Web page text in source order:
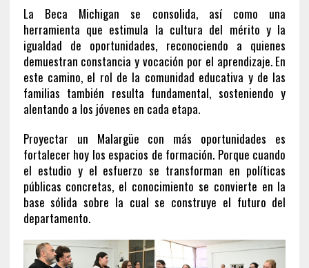
La Beca Michigan se consolida, así como una
herramienta que estimula la cultura del mérito y la
igualdad de oportunidades, reconociendo a quienes
demuestran constancia y vocación por el aprendizaje. En
este camino, el rol de la comunidad educativa y de las
familias también resulta fundamental, sosteniendo y
alentando a los jóvenes en cada etapa.
Proyectar un Malargüe con más oportunidades es
fortalecer hoy los espacios de formación. Porque cuando
el estudio y el esfuerzo se transforman en políticas
públicas concretas, el conocimiento se convierte en la
base sólida sobre la cual se construye el futuro del
departamento.